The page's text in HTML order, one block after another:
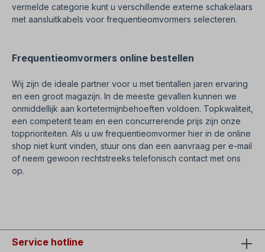
vermelde categorie kunt u verschillende externe schakelaars
met aansluitkabels voor frequentieomvormers selecteren.
Frequentieomvormers online bestellen
Wij zijn de ideale partner voor u met tientallen jaren ervaring
en een groot magazijn. In de meeste gevallen kunnen we
onmiddellijk aan kortetermijnbehoeften voldoen. Topkwaliteit,
een competent team en een concurrerende prijs zijn onze
topprioriteiten. Als u uw frequentieomvormer hier in de online
shop niet kunt vinden, stuur ons dan een aanvraag per e-mail
of neem gewoon rechtstreeks telefonisch contact met ons
op.
Service hotline